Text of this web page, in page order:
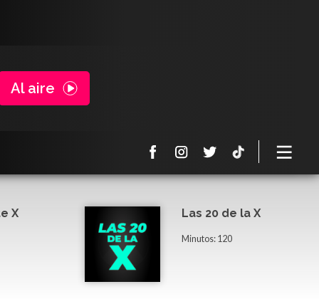
Al aire
X Las 20 de la X
Minutos: 120